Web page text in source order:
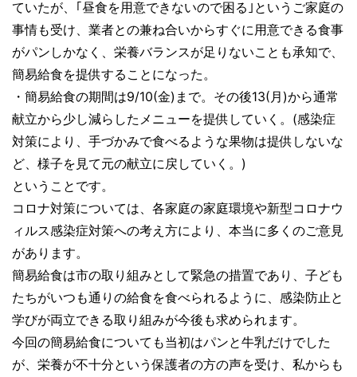
ていたが、｢昼食を用意できないので困る｣というご家庭の
事情も受け、業者との兼ね合いからすぐに用意できる食事
がパンしかなく、栄養バランスが足りないことも承知で、
簡易給食を提供することになった。
・簡易給食の期間は9/10(金)まで。その後13(月)から通常
献立から少し減らしたメニューを提供していく。(感染症
対策により、手づかみで食べるような果物は提供しないな
ど、様子を見て元の献立に戻していく。)
ということです。
コロナ対策については、各家庭の家庭環境や新型コロナウ
ィルス感染症対策への考え方により、本当に多くのご意見
があります。
簡易給食は市の取り組みとして緊急の措置であり、子ども
たちがいつも通りの給食を食べられるように、感染防止と
学びが両立できる取り組みが今後も求められます。
今回の簡易給食についても当初はパンと牛乳だけでした
が、栄養が不十分という保護者の方の声を受け、私からも